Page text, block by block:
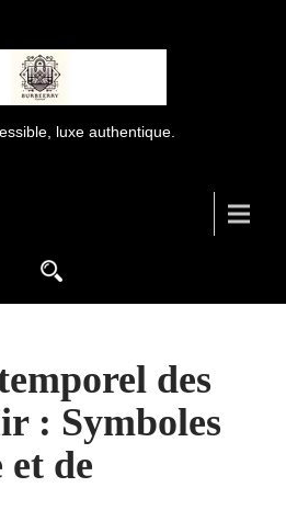
luxe authentique.
des
: Symboles
et de